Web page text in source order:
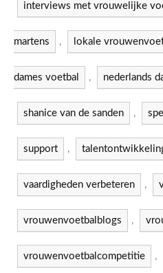
interviews met vrouwelijke
martens , lokale
dames voetbal , nederlands
shanice van de sanden ,
support ,
vaardigheden verbeteren ,
vrouwenvoetbalblogs ,
vrouwenvoetbalcompetitie ,